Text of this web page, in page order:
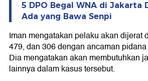
5 DPO Begal WNA di Jakarta
Ada yang Bawa Senpi
Iman mengatakan pelaku akan dijerat
479, dan 306 dengan ancaman
Dia mengatakan akan membutuhkan
lainnya dalam kasus tersebut.